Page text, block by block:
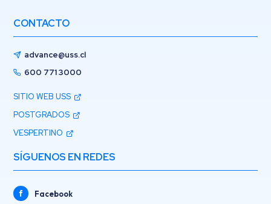
CONTACTO
advance@uss.cl
600 771 3000
SITIO WEB USS
POSTGRADOS
VESPERTINO
SÍGUENOS EN REDES
Facebook